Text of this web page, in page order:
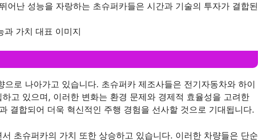
어난 성능을 자랑하는 초슈퍼카들은 시간과 기술의 투자가 결합된
으로 나아가고 있습니다. 초슈퍼카 제조사들은 전기자동차와 하이
고 있으며, 이러한 변화는 환경 문제와 경제적 효율성을 고려한
결합되어 더욱 혁신적인 주행 경험을 선사할 것으로 기대됩니다.
초슈퍼카의 가치 또한 상승하고 있습니다. 이러한 차량들은 단순